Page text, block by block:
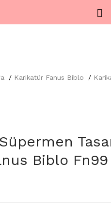
Karikatür Fanus Biblo
Biblo Fn99